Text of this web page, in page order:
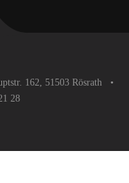
162, 51503 Rösrath •
28